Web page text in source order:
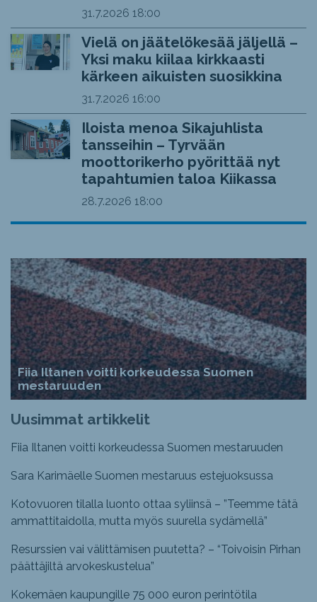
31.7.2026 18:00
Vielä on jäätelökesää jäljellä –
Yksi maku kiilaa kirkkaasti
kärkeen aikuisten suosikkina
31.7.2026 16:00
Iloista menoa Sikajuhlista
tansseihin – Tyrvään
moottorikerho pyörittää nyt
tapahtumien taloa Kiikassa
28.7.2026 18:00
Fiia Iltanen voitti korkeudessa Suomen
mestaruuden
Uusimmat artikkelit
Fiia Iltanen voitti korkeudessa Suomen mestaruuden
Sara Karimäelle Suomen mestaruus estejuoksussa
Kotovuoren tilalla luonto ottaa syliinsä – ”Teemme tätä
ammattitaidolla, mutta myös suurella sydämellä”
Resurssien vai välittämisen puutetta? – “Toivoisin Pirhan
päättäjiltä arvokeskustelua”
Kokemäen kaupungille 75 000 euron perintötila